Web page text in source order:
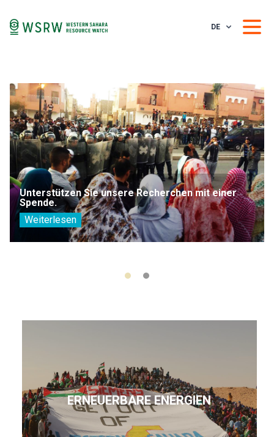
DE
Unterstützen Sie unsere Recherchen mit einer
Spende.
Weiterlesen
ERNEUERBARE ENERGIEN